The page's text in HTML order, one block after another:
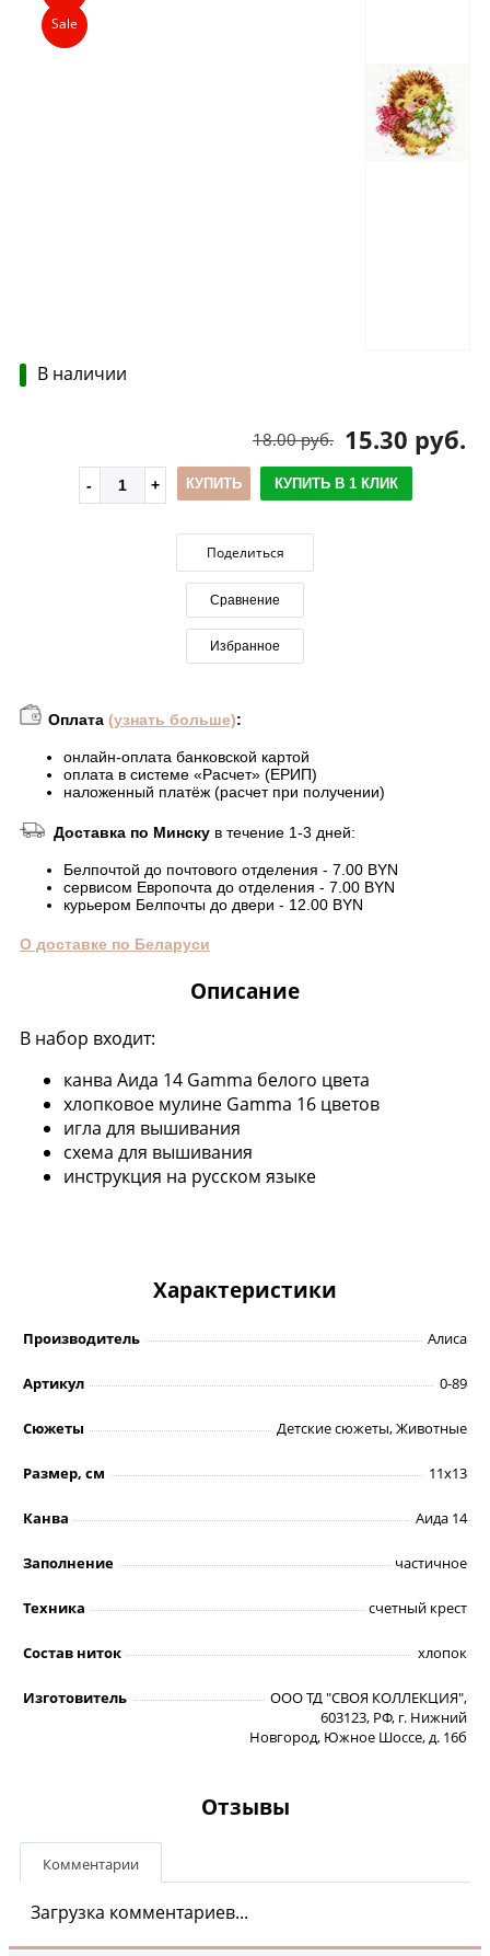
Sale
В наличии
15.30 руб.
18.00 руб.
КУПИТЬ КУПИТЬ В 1 КЛИК
Поделиться
Сравнение
Избранное
Оплата (узнать больше):
онлайн-оплата банковской картой
оплата в системе «Расчет» (ЕРИП)
наложенный платёж (расчет при получении)
Доставка по Минску в течение 1-3 дней:
Белпочтой до почтового отделения - 7.00 BYN
сервисом Европочта до отделения - 7.00 BYN
курьером Белпочты до двери - 12.00 BYN
О доставке по Беларуси
Описание
В набор входит:
канва Аида 14 Gamma белого цвета
хлопковое мулине Gamma 16 цветов
игла для вышивания
схема для вышивания
инструкция на русском языке
Характеристики
Производитель Алиса
Артикул 0-89
Сюжеты Детские сюжеты, Животные
Размер, см 11х13
Канва Аида 14
Заполнение частичное
Техника счетный крест
Состав ниток хлопок
Изготовитель
ООО ТД "СВОЯ КОЛЛЕКЦИЯ",
603123, РФ, г. Нижний
Новгород, Южное Шоссе, д. 16б
Отзывы
Комментарии
Загрузка комментариев...